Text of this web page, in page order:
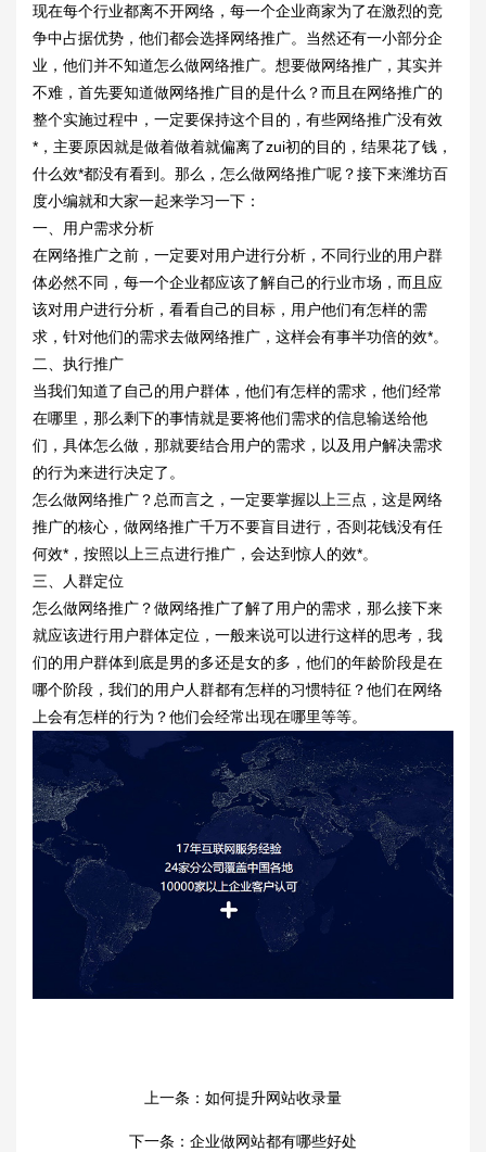
现在每个行业都离不开网络，每一个企业商家为了在激烈的竞
争中占据优势，他们都会选择网络推广。当然还有一小部分企
业，他们并不知道怎么做网络推广。想要做网络推广，其实并
不难，首先要知道做网络推广目的是什么？而且在网络推广的
整个实施过程中，一定要保持这个目的，有些网络推广没有效
*，主要原因就是做着做着就偏离了zui初的目的，结果花了钱，
什么效*都没有看到。那么，怎么做网络推广呢？接下来潍坊百
度小编就和大家一起来学习一下：
一、用户需求分析
在网络推广之前，一定要对用户进行分析，不同行业的用户群
体必然不同，每一个企业都应该了解自己的行业市场，而且应
该对用户进行分析，看看自己的目标，用户他们有怎样的需
求，针对他们的需求去做网络推广，这样会有事半功倍的效*。
二、执行推广
当我们知道了自己的用户群体，他们有怎样的需求，他们经常
在哪里，那么剩下的事情就是要将他们需求的信息输送给他
们，具体怎么做，那就要结合用户的需求，以及用户解决需求
的行为来进行决定了。
怎么做网络推广？总而言之，一定要掌握以上三点，这是网络
推广的核心，做网络推广千万不要盲目进行，否则花钱没有任
何效*，按照以上三点进行推广，会达到惊人的效*。
三、人群定位
怎么做网络推广？做网络推广了解了用户的需求，那么接下来
就应该进行用户群体定位，一般来说可以进行这样的思考，我
们的用户群体到底是男的多还是女的多，他们的年龄阶段是在
哪个阶段，我们的用户人群都有怎样的习惯特征？他们在网络
上会有怎样的行为？他们会经常出现在哪里等等。
上一条： 如何提升网站收录量
下一条： 企业做网站都有哪些好处